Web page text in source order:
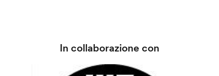
In collaborazione con